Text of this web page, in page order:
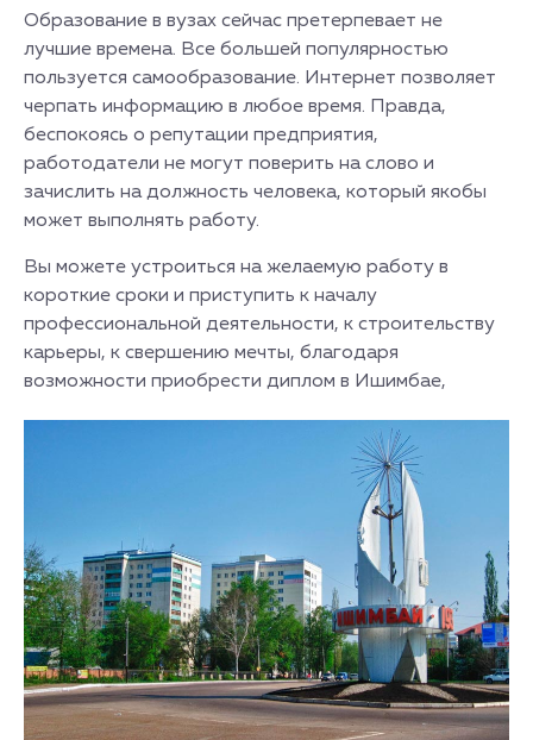
Образование в вузах сейчас претерпевает не
лучшие времена. Все большей популярностью
пользуется самообразование. Интернет позволяет
черпать информацию в любое время. Правда,
беспокоясь о репутации предприятия,
работодатели не могут поверить на слово и
зачислить на должность человека, который якобы
может выполнять работу.
Вы можете устроиться на желаемую работу в
короткие сроки и приступить к началу
профессиональной деятельности, к строительству
карьеры, к свершению мечты, благодаря
возможности приобрести диплом в Ишимбае,